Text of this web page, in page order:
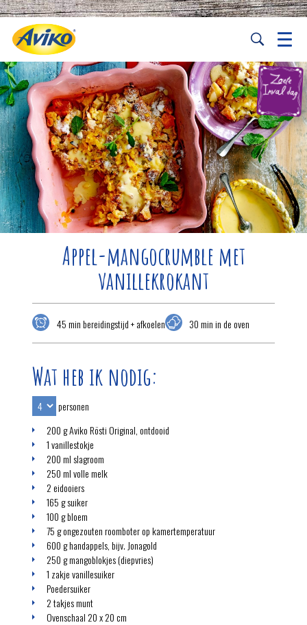
Appel-mangocrumble met
vanillekrokant
45 min bereidingstijd + afkoelen 30 min in de oven
Wat heb ik nodig:
personen
200 g Aviko Rösti Original, ontdooid
1 vanillestokje
200 ml slagroom
250 ml volle melk
2 eidooiers
165 g suiker
100 g bloem
75 g ongezouten roomboter op kamertemperatuur
600 g handappels, bijv. Jonagold
250 g mangoblokjes (diepvries)
1 zakje vanillesuiker
Poedersuiker
2 takjes munt
Ovenschaal 20 x 20 cm